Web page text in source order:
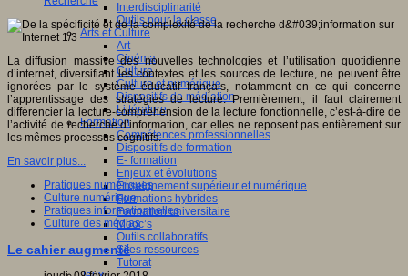
Interdisciplinarité
Outils pour la classe
Arts et Culture
Art
Cinéma
Culture
Culture et numérique
Dispositifs de médiation
Littérature
Formation
Compétences professionnelles
Dispositifs de formation
E- formation
Enjeux et évolutions
Enseignement supérieur et numérique
Formations hybrides
Formation universitaire
Mooc’s
Outils collaboratifs
Sites ressources
Tutorat
La diffusion massive des nouvelles technologies et l’utilisation quotidienne
d’internet, diversifiant les contextes et les sources de lecture, ne peuvent être
ignorées par le système éducatif français, notamment en ce qui concerne
l’apprentissage des stratégies de lecture. Premièrement, il faut clairement
différencier la lecture-compréhension de la lecture fonctionnelle, c’est-à-dire de
l’activité de recherche d’information, car elles ne reposent pas entièrement sur
les mêmes processus cognitifs.
En savoir plus...
Pratiques numériques
Culture numérique
Pratiques informationnelles
Culture des médias
Le cahier augmenté